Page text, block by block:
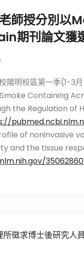
老師授分別
期刊論文獲
陽明校區第一季(1-3
Containing
the Regulation of
of noninvasive
and the tissue
所徵求博士後研究人